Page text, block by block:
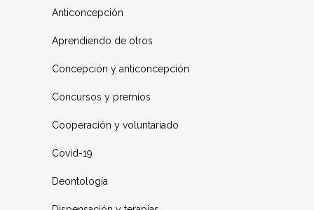
Anticoncepción
Aprendiendo de otros
Concepción y anticoncepción
Concursos y premios
Cooperación y voluntariado
Covid-19
Deontología